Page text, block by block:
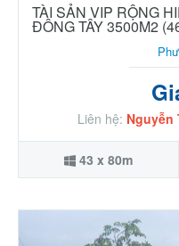
TÀI SẢN VIP RỘNG
ĐÔNG TÂY 3500M2
Liên hệ: Nguyễn
43 x 80m